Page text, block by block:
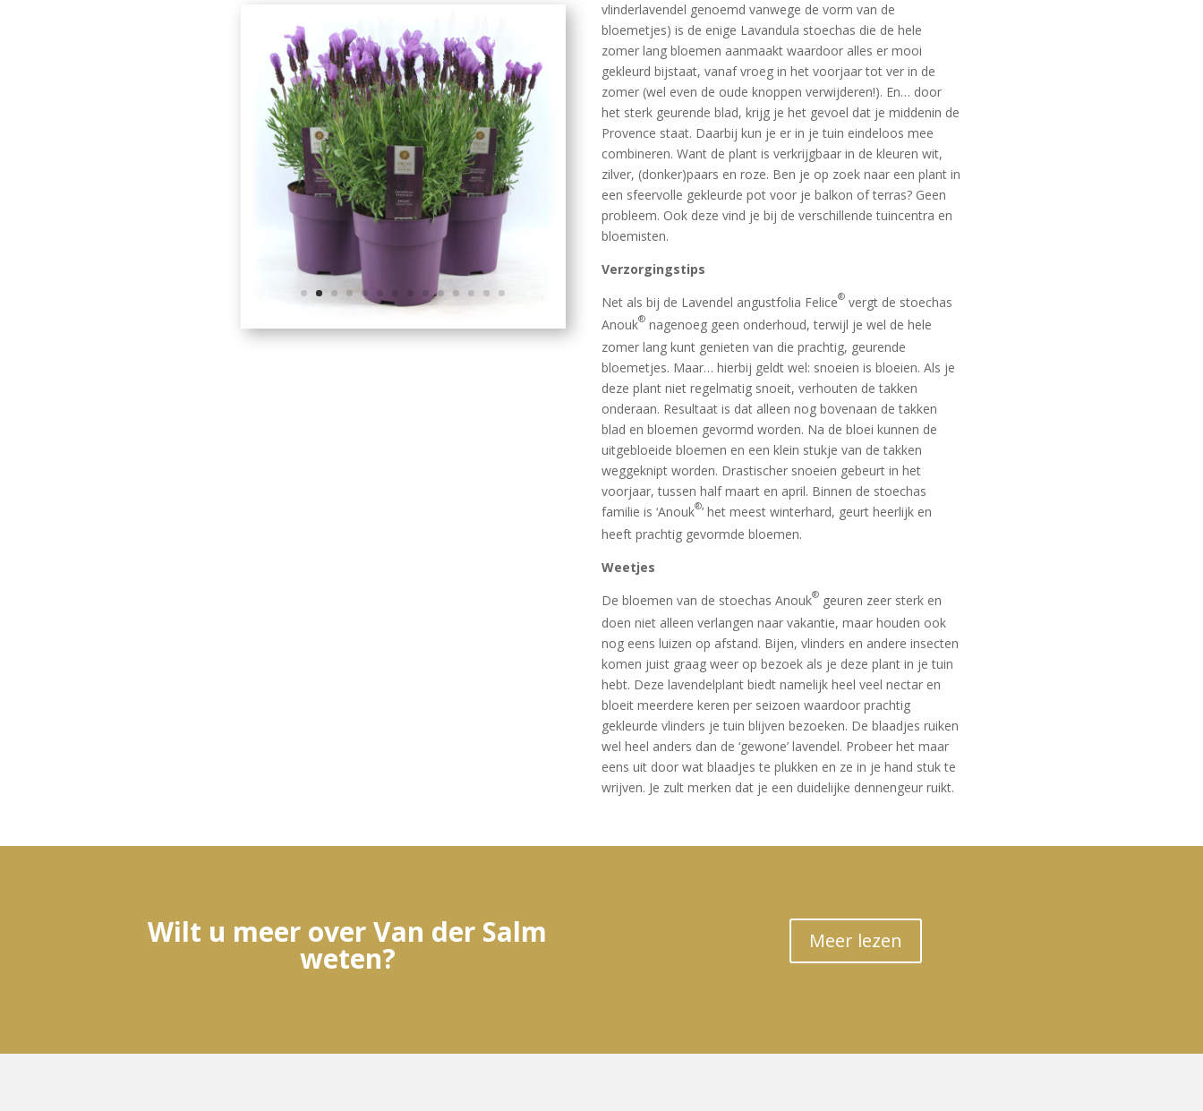
vlinderlavendel genoemd vanwege de vorm van de
bloemetjes) is de enige Lavandula stoechas die de hele
zomer lang bloemen aanmaakt waardoor alles er mooi
gekleurd bijstaat, vanaf vroeg in het voorjaar tot ver in de
zomer (wel even de oude knoppen verwijderen!). En… door
het sterk geurende blad, krijg je het gevoel dat je middenin de
Provence staat. Daarbij kun je er in je tuin eindeloos mee
combineren. Want de plant is verkrijgbaar in de kleuren wit,
zilver, (donker)paars en roze. Ben je op zoek naar een plant in
een sfeervolle gekleurde pot voor je balkon of terras? Geen
probleem. Ook deze vind je bij de verschillende tuincentra en
bloemisten.
Verzorgingstips
Net als bij de Lavendel angustfolia Felice® vergt de stoechas
Anouk® nagenoeg geen onderhoud, terwijl je wel de hele
zomer lang kunt genieten van die prachtig, geurende
bloemetjes. Maar… hierbij geldt wel: snoeien is bloeien. Als je
deze plant niet regelmatig snoeit, verhouten de takken
onderaan. Resultaat is dat alleen nog bovenaan de takken
blad en bloemen gevormd worden. Na de bloei kunnen de
uitgebloeide bloemen en een klein stukje van de takken
weggeknipt worden. Drastischer snoeien gebeurt in het
voorjaar, tussen half maart en april. Binnen de stoechas
familie is ‘Anouk®’ het meest winterhard, geurt heerlijk en
heeft prachtig gevormde bloemen.
Weetjes
De bloemen van de stoechas Anouk® geuren zeer sterk en
doen niet alleen verlangen naar vakantie, maar houden ook
nog eens luizen op afstand. Bijen, vlinders en andere insecten
komen juist graag weer op bezoek als je deze plant in je tuin
hebt. Deze lavendelplant biedt namelijk heel veel nectar en
bloeit meerdere keren per seizoen waardoor prachtig
gekleurde vlinders je tuin blijven bezoeken. De blaadjes ruiken
wel heel anders dan de ‘gewone’ lavendel. Probeer het maar
eens uit door wat blaadjes te plukken en ze in je hand stuk te
wrijven. Je zult merken dat je een duidelijke dennengeur ruikt.
Wilt u meer over Van der Salm
weten? Meer lezen